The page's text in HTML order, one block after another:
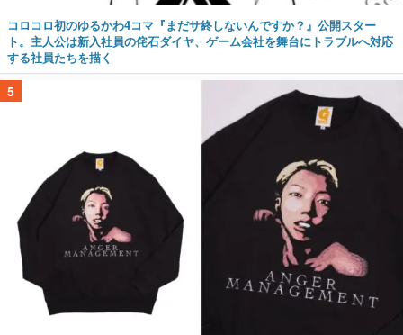
コロコロ初のゆるかわ4コマ『まだサ終しないんですか？』公開スター
ト。主人公は新入社員の侘石ダイヤ、ゲーム会社を舞台にトラブルへ対応
する社員たちを描く
5